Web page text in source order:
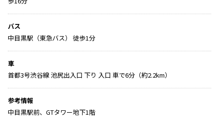
バス
中目黒駅（東急バス） 徒歩1分
車
首都3号渋谷線 池尻出入口 下り 入口 車で6分（約2.2km）
参考情報
中目黒駅前、GTタワー地下1階